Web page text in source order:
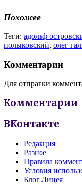
Похожее
Теги: адольф
полыковский, олег
Комментарии
Для отправки
Комментарии
ВКонтакте
Редакция
Разное
Правила
Условия
Блог Лицея